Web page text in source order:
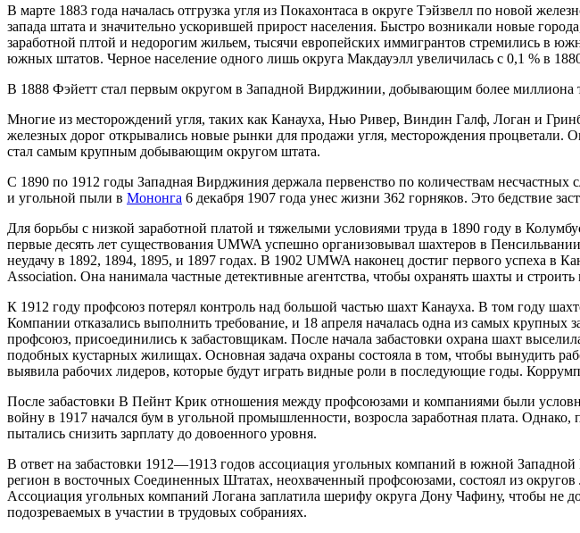
В марте 1883 года началась отгрузка угля из Покахонтаса в округе Тэйзвелл по новой
запада штата и значительно ускорившей прирост населения. Быстро возникали новые
заработной плтой и недорогим жильем, тысячи европейских иммигрантов стремились в
южных штатов. Черное население одного лишь округа Макдауэлл увеличилась с 0,1 % в
В 1888 Фэйетт стал первым округом в Западной Вирджинии, добывающим более миллиона
Многие из месторождений угля, таких как Канауха, Нью Ривер, Виндин Галф, Логан и
железных дорог открывались новые рынки для продажи угля, месторождения процветали.
стал самым крупным добывающим округом штата.
С 1890 по 1912 годы Западная Вирджиния держала первенство по количествам
и угольной пыли в Мононга 6 декабря 1907 года унес жизни 362 горняков. Это бедствие
Для борьбы с низкой заработной платой и тяжелыми условиями труда в 1890 году в
первые десять лет существования UMWA успешно организовывал шахтеров в
неудачу в 1892, 1894, 1895, и 1897 годах. В 1902 UMWA наконец достиг первого успеха
Association. Она нанимала частные детективные агентства, чтобы охранять шахты и
К 1912 году профсоюз потерял контроль над большой частью шахт Канауха. В том году
Компании отказались выполнить требование, и 18 апреля началась одна из самых
профсоюз, присоединились к забастовщикам. После начала забастовки охрана шахт
подобных кустарных жилищах. Основная задача охраны состояла в том, чтобы вынудить
выявила рабочих лидеров, которые будут играть видные роли в последующие годы.
После забастовки В Пейнт Крик отношения между профсоюзами и компаниями были
войну в 1917 начался бум в угольной промышленности, возросла заработная плата.
пытались снизить зарплату до довоенного уровня.
В ответ на забастовки 1912—1913 годов ассоциация угольных компаний в южной
регион в восточных Соединенных Штатах, неохваченный профсоюзами, состоял из
Ассоциация угольных компаний Логана заплатила шерифу округа Дону Чафину, чтобы не
подозреваемых в участии в трудовых собраниях.